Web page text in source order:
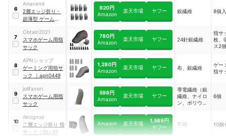
6
Anacend
2層エッジ折り・
超薄型 ゲーム指サ
920円
Amazon
楽天市場 ヤフー 銀繊維 8個
7
Obtain2021
スマホゲーム用指
サック
780円
Amazon
楽天市場 ヤフー 24針銀繊維
指サ
枚、
ス2個
8
APNショップ
ゲーミング用指サ
ック
｜ apn0449
1,280円
Amazon
楽天市場 ヤフー 布、銀繊維
ゲー
指サ
9
‎jolifavori
スマホゲーム用指
サック
598円
Amazon
楽天市場 ヤフー
導電繊維（銀
繊維、ナイロ
ン、ポリウレ
6個
10
designup
二層エッジ折り 指
サック
DU-01
Amazon 楽天市場
1,589円
ヤフー
不明 10個